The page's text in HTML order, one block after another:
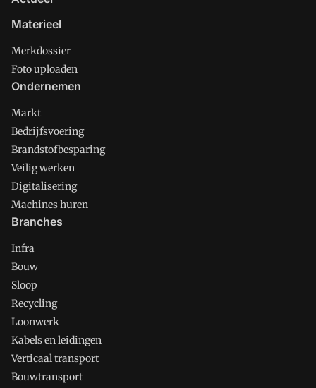
Materieel
Merkdossier
Foto uploaden
Ondernemen
Markt
Bedrijfsvoering
Brandstofbesparing
Veilig werken
Digitalisering
Machines huren
Branches
Infra
Bouw
Sloop
Recycling
Loonwerk
Kabels en leidingen
Verticaal transport
Bouwtransport